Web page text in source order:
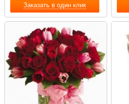
Заказать в один клик